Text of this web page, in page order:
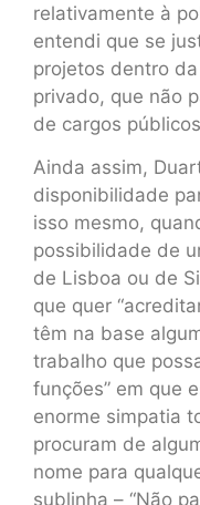
relativamente à
entendi que se
projetos dentro
privado, que não
de cargos
Ainda assim,
disponibilidade
isso mesmo,
possibilidade de
de Lisboa ou de
que quer
têm na base
trabalho que
funções” em que
enorme simpatia
procuram de
nome para
sublinha – “Não